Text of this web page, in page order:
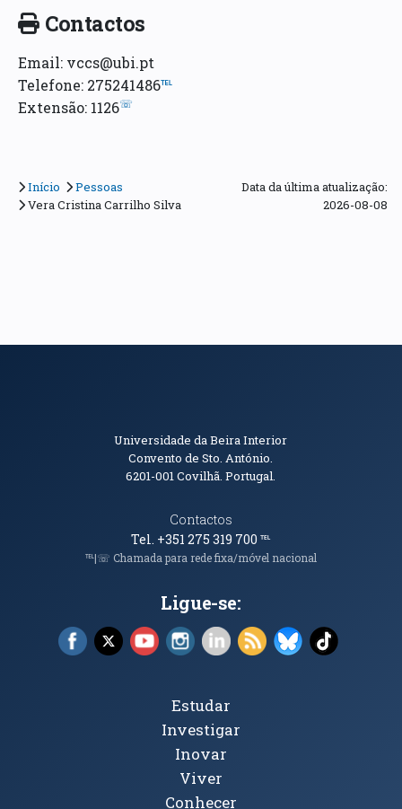
Contactos
Email: vccs@ubi.pt
Telefone: 275241486℡
Extensão: 1126☏
Início
Pessoas
Vera Cristina Carrilho Silva
Data da última atualização:
2026-08-08
Informações de Contacto
Universidade da Beira Interior
Convento de Sto. António.
6201-001Covilhã. Portugal.
Contactos
Tel. +351 275 319 700℡
℡|☏ Chamada para rede fixa/móvel nacional
Ligue-se:
Facebook (abre em nova janela)
X (abre em nova janela)
YouTube (abre em nova janela)
Instagram (abre em nova janela)
LinkedIn (abre em nova
RSS (abre em nova
Bluesky (abre
TikTok
Tópicos Principais
Estudar
Investigar
Inovar
Viver
Conhecer